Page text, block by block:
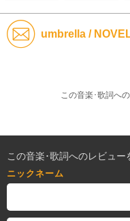
umbrella /
この音楽･歌詞へ
この音楽･歌詞へのレビュー
ニックネーム